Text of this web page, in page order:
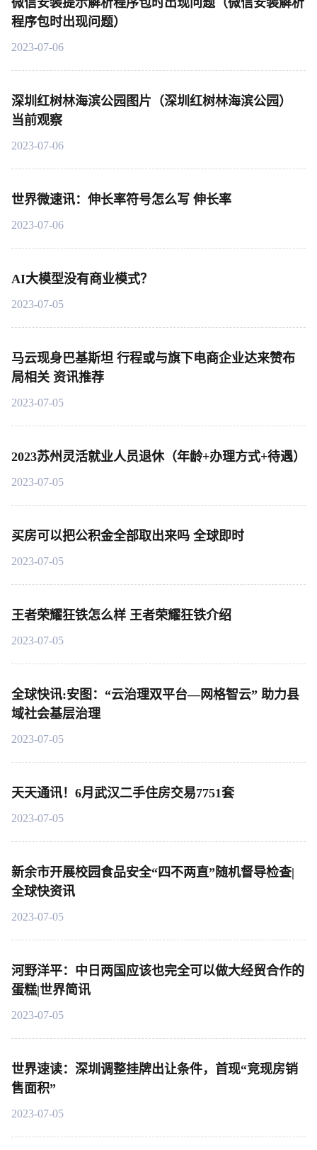
微信安装提示解析程序包时出现问题（微信安装解析
程序包时出现问题）
2023-07-06
深圳红树林海滨公园图片（深圳红树林海滨公园）
当前观察
2023-07-06
世界微速讯：伸长率符号怎么写 伸长率
2023-07-06
AI大模型没有商业模式？
2023-07-05
马云现身巴基斯坦 行程或与旗下电商企业达来赞布
局相关 资讯推荐
2023-07-05
2023苏州灵活就业人员退休（年龄+办理方式+待遇）
2023-07-05
买房可以把公积金全部取出来吗 全球即时
2023-07-05
王者荣耀狂铁怎么样 王者荣耀狂铁介绍
2023-07-05
全球快讯:安图：“云治理双平台—网格智云” 助力县
域社会基层治理
2023-07-05
天天通讯！6月武汉二手住房交易7751套
2023-07-05
新余市开展校园食品安全“四不两直”随机督导检查|
全球快资讯
2023-07-05
河野洋平：中日两国应该也完全可以做大经贸合作的
蛋糕|世界简讯
2023-07-05
世界速读：深圳调整挂牌出让条件，首现“竞现房销
售面积”
2023-07-05